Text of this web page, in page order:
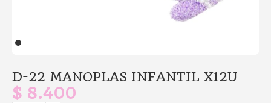
D-22 MANOPLAS INFANTIL X12U
$ 8.400